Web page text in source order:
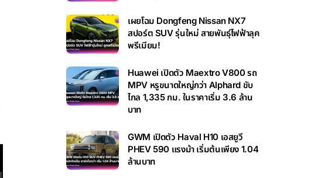
เผยโฉม Dongfeng Nissan NX7
สปอร์ต SUV รุ่นใหม่ สายพันธุ์ไฟฟ้าลุค
พรีเมียม!
Huawei เปิดตัว Maextro V800 รถ
MPV หรูขนาดใหญ่กว่า Alphard ขับ
ไกล 1,335 กม. ในราคาเริ่ม 3.6 ล้าน
บาท
GWM เปิดตัว Haval H10 เอสยูวี
PHEV 590 แรงม้า เริ่มต้นเพียง 1.04
ล้านบาท